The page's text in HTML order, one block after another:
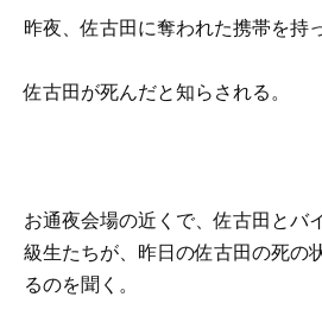
昨夜、佐古田に奪われた携帯を持
佐古田が死んだと知らされる。
お通夜会場の近くで、佐古田とバ
級生たちが、昨日の佐古田の死の
るのを聞く。